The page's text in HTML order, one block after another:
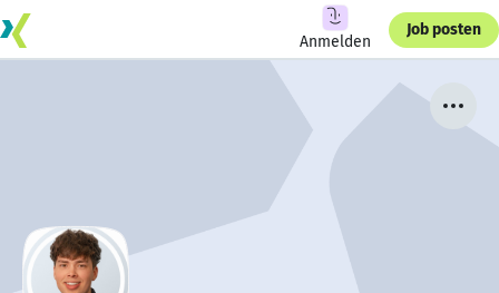
Anmelden
Job posten